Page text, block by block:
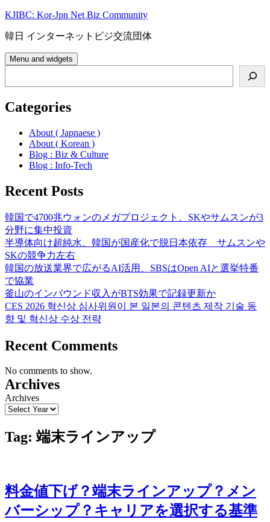
Skip
content
KJIBC: Kor-Jpn Net Biz Community
韓日 インターネットビジ交流団体
Menu and widgets
Categories
About ( Japnaese )
About ( Korean )
Blog : Biz & Culture
Blog : Info-Tech
Recent Posts
韓国で4700兆ウォンのメガプロジェクト、SKやサムスンが3
分野に集中投資
半導体向け超純水、韓国が国産化で脱日本依存 サムスンや
SKの競争力左右
韓国の放送業界で広がるAI活用、SBSはOpen AIと選挙特番
で協業
釜山のインバウンド収入がBTS効果で記録更新か
CES 2026 혁신상 심사위원이 본 일본의 콘텐츠 제작 기술 동
향 및 혁신상 수상 전략
Recent Comments
No comments to show.
Archives
Archives
Tag:端末ラインアップ
料金値下げ？端末ラインアップ？メン
バーシップ？キャリアを選択する基準